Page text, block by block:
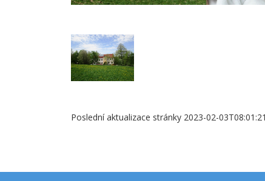
Poslední aktualizace stránky 2023-02-